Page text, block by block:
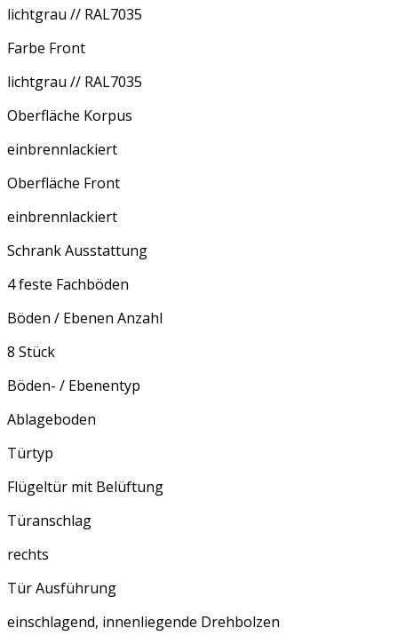
lichtgrau // RAL7035
Farbe Front
lichtgrau // RAL7035
Oberfläche Korpus
einbrennlackiert
Oberfläche Front
einbrennlackiert
Schrank Ausstattung
4 feste Fachböden
Böden / Ebenen Anzahl
8 Stück
Böden- / Ebenentyp
Ablageboden
Türtyp
Flügeltür mit Belüftung
Türanschlag
rechts
Tür Ausführung
einschlagend, innenliegende Drehbolzen